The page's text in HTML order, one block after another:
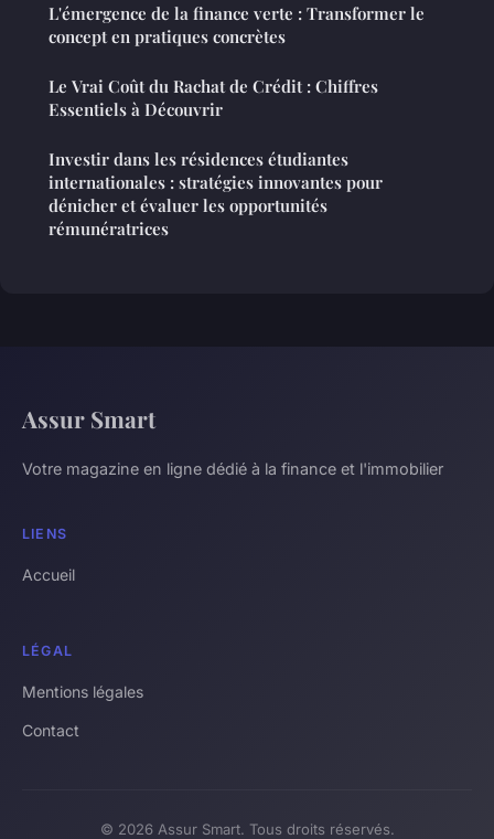
L'émergence de la finance verte : Transformer le
concept en pratiques concrètes
Le Vrai Coût du Rachat de Crédit : Chiffres
Essentiels à Découvrir
Investir dans les résidences étudiantes
internationales : stratégies innovantes pour
dénicher et évaluer les opportunités
rémunératrices
Assur Smart
Votre magazine en ligne dédié à la finance et l'immobilier
LIENS
Accueil
LÉGAL
Mentions légales
Contact
© 2026 Assur Smart. Tous droits réservés.